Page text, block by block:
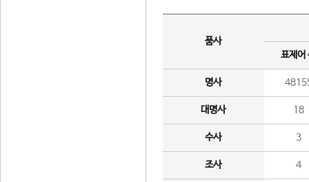
품사
표제어
명사
대명사 18
수사 3
조사 4